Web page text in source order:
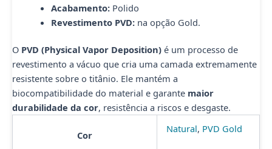
Acabamento:Polido
Revestimento PVD:na opção Gold.
O PVD (Physical Vapor Deposition) é um processo de
revestimento a vácuo que cria uma camada extremamente
resistente sobre o titânio. Ele mantém a
biocompatibilidade do material e garante maior
durabilidade da cor, resistência a riscos e desgaste.
Cor
Natural, PVD Gold